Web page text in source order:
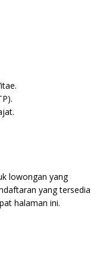
lowongan yang
yang tersedia
halaman ini.